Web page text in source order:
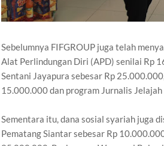
Sebelumnya FIFGROUP juga telah
Alat Perlindungan Diri (APD) senilai Rp
Sentani Jayapura sebesar Rp
15.000.000 dan program Jurnalis
Sementara itu, dana sosial syariah juga
Pematang Siantar sebesar Rp